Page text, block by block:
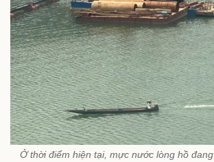
Ở thời điểm hiện tại, mực nước lòng hồ